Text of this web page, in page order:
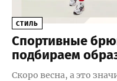
СТИЛЬ
Спортивные
подбираем
Скоро весна, а это